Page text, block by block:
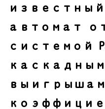
автомат от
системой Pay